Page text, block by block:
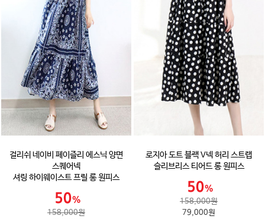
걸리쉬 네이비 페이즐리 에스닉 양면
스퀘어넥
셔링 하이웨이스트 프릴 롱 원피스
158,000원
로지아 도트 블랙 V넥 허리 스트랩
슬리브리스 티어드 롱 원피스
158,000원
79,000원